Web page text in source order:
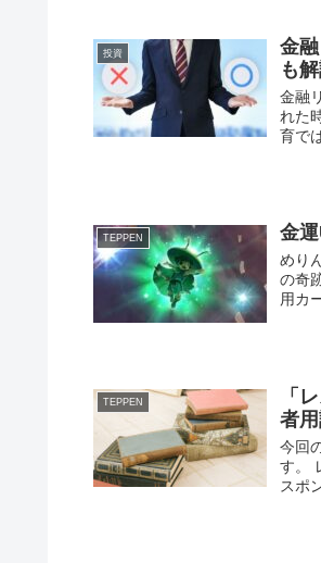
投資
金
も解
金融
れた
育で
TEPPEN 金
めり
の奇
用カ
TEPPEN
「
者
今回
す。
スポ